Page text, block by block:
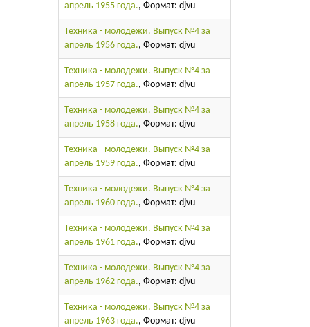
апрель 1955 года., Формат: djvu
Техника - молодежи. Выпуск №4 за
апрель 1956 года., Формат: djvu
Техника - молодежи. Выпуск №4 за
апрель 1957 года., Формат: djvu
Техника - молодежи. Выпуск №4 за
апрель 1958 года., Формат: djvu
Техника - молодежи. Выпуск №4 за
апрель 1959 года., Формат: djvu
Техника - молодежи. Выпуск №4 за
апрель 1960 года., Формат: djvu
Техника - молодежи. Выпуск №4 за
апрель 1961 года., Формат: djvu
Техника - молодежи. Выпуск №4 за
апрель 1962 года., Формат: djvu
Техника - молодежи. Выпуск №4 за
апрель 1963 года., Формат: djvu